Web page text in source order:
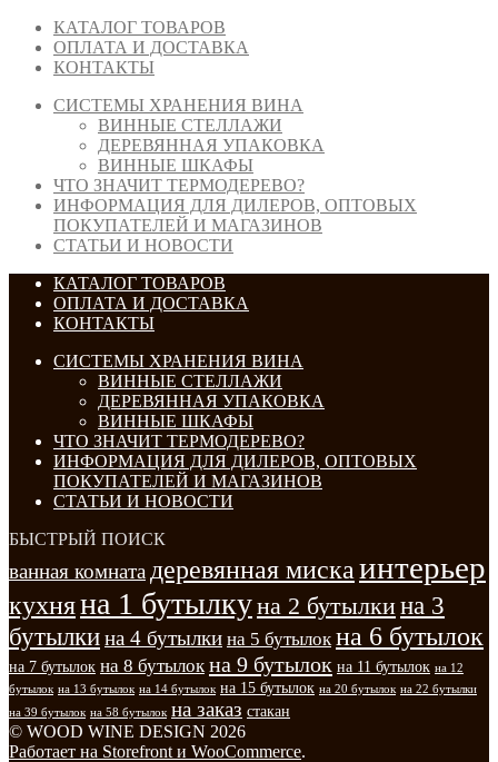
КАТАЛОГ ТОВАРОВ
ОПЛАТА И ДОСТАВКА
КОНТАКТЫ
СИСТЕМЫ ХРАНЕНИЯ ВИНА
ВИННЫЕ СТЕЛЛАЖИ
ДЕРЕВЯННАЯ УПАКОВКА
ВИННЫЕ ШКАФЫ
ЧТО ЗНАЧИТ ТЕРМОДЕРЕВО?
ИНФОРМАЦИЯ ДЛЯ ДИЛЕРОВ, ОПТОВЫХ
ПОКУПАТЕЛЕЙ И МАГАЗИНОВ
СТАТЬИ И НОВОСТИ
КАТАЛОГ ТОВАРОВ
ОПЛАТА И ДОСТАВКА
КОНТАКТЫ
СИСТЕМЫ ХРАНЕНИЯ ВИНА
ВИННЫЕ СТЕЛЛАЖИ
ДЕРЕВЯННАЯ УПАКОВКА
ВИННЫЕ ШКАФЫ
ЧТО ЗНАЧИТ ТЕРМОДЕРЕВО?
ИНФОРМАЦИЯ ДЛЯ ДИЛЕРОВ, ОПТОВЫХ
ПОКУПАТЕЛЕЙ И МАГАЗИНОВ
СТАТЬИ И НОВОСТИ
БЫСТРЫЙ ПОИСК
ванная комната деревянная миска интерьер
кухняна 1 бутылкуна 2 бутылкина 3
бутылкина 4 бутылки на 5 бутылок на 6 бутылок
на 7 бутылок на 8 бутылок на 9 бутылок на 11 бутылок на 12
бутылок на 13 бутылок на 14 бутылок на 15 бутылок на 20 бутылок на 22 бутылки
на 39 бутылок на 58 бутылок на заказ стакан
© WOOD WINE DESIGN 2026
Работает на Storefront и WooCommerce.